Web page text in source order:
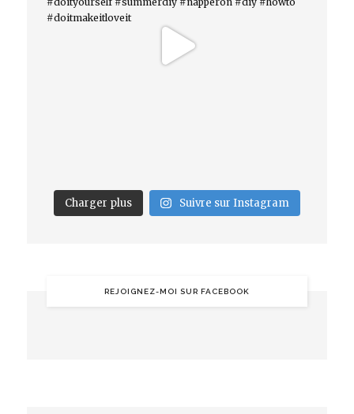
Charger plus Suivre sur Instagram
REJOIGNEZ-MOI SUR FACEBOOK